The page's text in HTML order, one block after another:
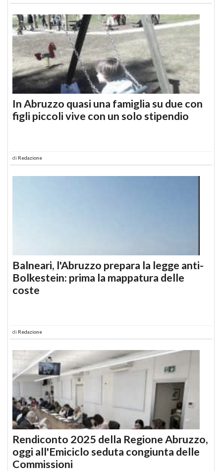
In Abruzzo quasi una famiglia su due con
figli piccoli vive con un solo stipendio
di Redazione
Balneari, l'Abruzzo prepara la legge anti-
Bolkestein: prima la mappatura delle
coste
di Redazione
Rendiconto 2025 della Regione Abruzzo,
oggi all'Emiciclo seduta congiunta delle
Commissioni